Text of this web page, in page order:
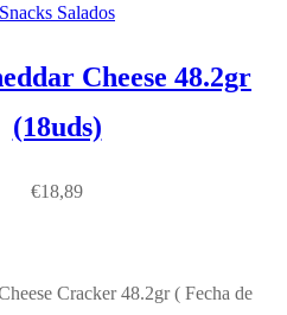
Snacks Salados
Cheese 48.2gr
(18uds)
€18,89
Cracker 48.2gr ( Fecha de